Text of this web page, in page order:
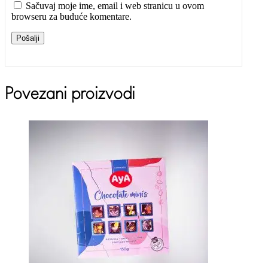
Sačuvaj moje ime, email i web stranicu u ovom
browseru za buduće komentare.
Pošalji
Povezani proizvodi